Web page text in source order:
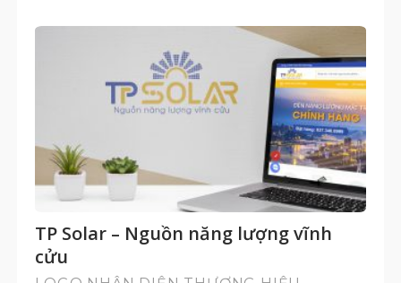
TP Solar – Nguồn năng lượng vĩnh
cửu